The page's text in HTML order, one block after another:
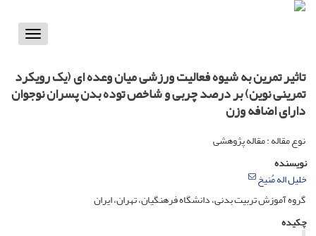
Toggle
تاثیر تمرین به شیوه فعالیت ورزشی میان وعده ای (یک رویکرد
تمرینی نوین) بر درصد چربی و شاخص توده بدن پسران نوجوان
دارای اضافه وزن
نوع مقاله : مقاله پژوهشی
نویسنده
خلیل اله مُنیخ
گروه آموزش تربیت بدنی، دانشگاه فرهنگیان، تهران، ایران
چکیده